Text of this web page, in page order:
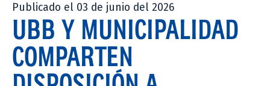
Publicado el 03 de junio del 2026
UBB Y MUNICIPALIDAD
COMPARTEN